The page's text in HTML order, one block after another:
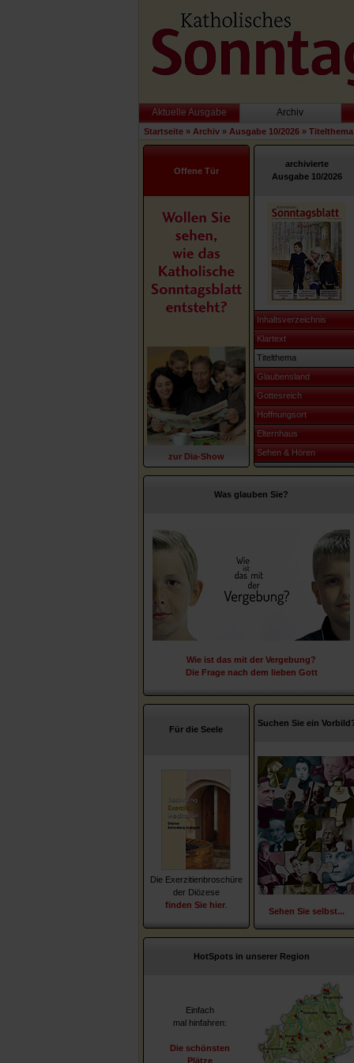
Aktuelle Ausgabe Archiv
Startseite» Archiv» Ausgabe 10/2026» Titelthema
Offene Tür
zur Dia-Show
archivierte
Ausgabe 10/2026
Inhaltsverzeichnis
Klartext
Titelthema
Glaubensland
Gottesreich
Hoffnungsort
Elternhaus
Sehen & Hören
Was glauben Sie?
Wie ist das mit der Vergebung?
Die Frage nach dem lieben Gott
Für die Seele
Die Exerzitienbroschüre
der Diözese
finden Sie hier.
Suchen Sie ein
Sehen Sie selbst...
HotSpots in unserer Region
Einfach
mal hinfahren:
Die schönsten
Plätze